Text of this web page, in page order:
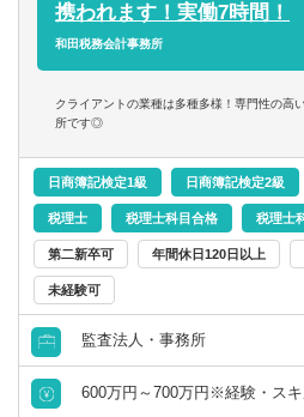
携われます！実働7時間！
和田税務会計事務所
クライアントの業種は多種多様！専門性の高
所です◎
日商簿記検定1級 日商簿記検定2級
税理士 税理士科目合格 税理士
第二新卒可 年間休日120日以上
未経験可
監査法人・事務所
600万円～700万円※経験・ス
フリーワード
企業名のみで検索
休日・働き方
リモートワーク／在宅勤務（制度あ
年間休日120日以上
原則として転勤なし